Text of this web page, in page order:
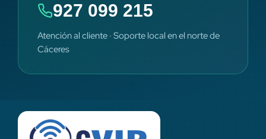
927 099 215
Atención al cliente · Soporte local en el norte de
Cáceres